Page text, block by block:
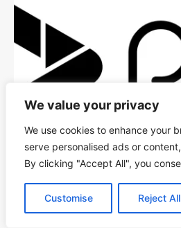
We value your privacy
We use cookies to enhance your
serve personalised ads or
By clicking "Accept All", you
Customise Reject All
Pixo Video क्या है?
May 15, 2026